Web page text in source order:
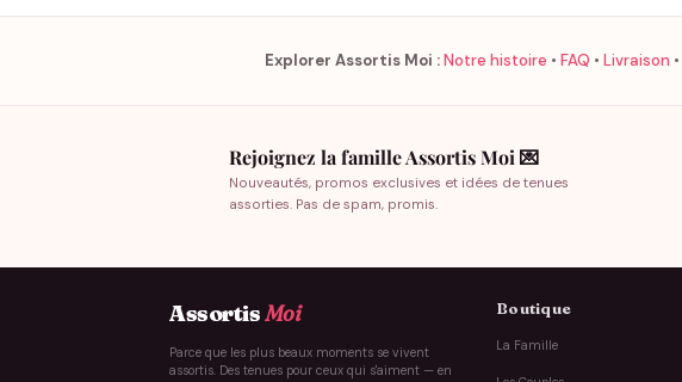
Explorer Assortis Moi :Notre histoire • FAQ • Livraison •
Rejoignez la famille Assortis Moi 💌
Nouveautés, promos exclusives et idées de tenues
assorties. Pas de spam, promis.
AssortisMoi
Parce que les plus beaux moments se vivent
assortis. Des tenues pour ceux qui s'aiment — en
Boutique
La Famille